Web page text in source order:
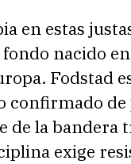
en estas
nacido
Fodstad
confirmado de
de la bandera
exige